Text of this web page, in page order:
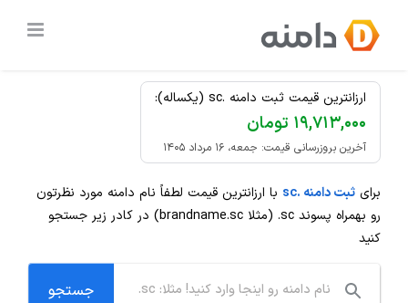
content
ثبت دامنه
ارزانترین قیمت ثبت دامنه .sc (یکساله):
۱۹,۷۱۳,۰۰۰ تومان
آخرین بروزرسانی قیمت: جمعه، ۱۶ مرداد ۱۴۰۵
برای ثبت دامنه .sc
با ارزانترین قیمت لطفاً نام دامنه مورد نظرتون
رو بهمراه پسوند .sc
(مثلا brandname.sc) در کادر زیر جستجو
کنید